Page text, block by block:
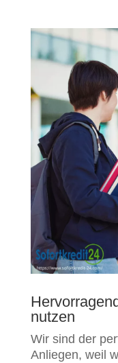
nutzen
Wir sind der
Anliegen, weil